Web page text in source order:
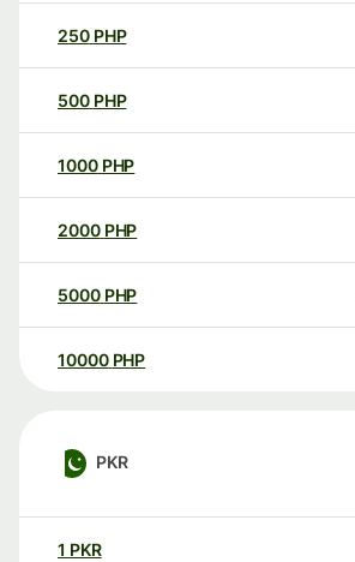
250 PHP
500 PHP
1000 PHP
2000 PHP
5000 PHP
10000 PHP
PKR
1 PKR